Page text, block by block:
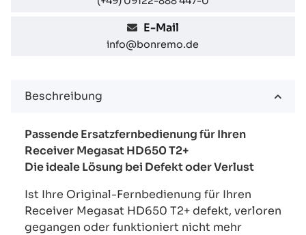
E-Mail
info@bonremo.de
Beschreibung
Passende Ersatzfernbedienung für Ihren
Receiver Megasat HD650 T2+
Die ideale Lösung bei Defekt oder Verlust
Ist Ihre Original-Fernbedienung für Ihren
Receiver Megasat HD650 T2+ defekt, verloren
gegangen oder funktioniert nicht mehr